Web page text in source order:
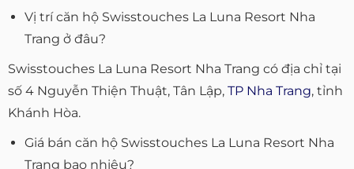
Vị trí căn hộ Swisstouches La Luna Resort Nha
Trang ở đâu?
Swisstouches La Luna Resort Nha Trang có địa chỉ tại
số 4 Nguyễn Thiện Thuật, Tân Lập, TP Nha Trang, tỉnh
Khánh Hòa.
Giá bán căn hộ Swisstouches La Luna Resort Nha
Trang bao nhiêu?